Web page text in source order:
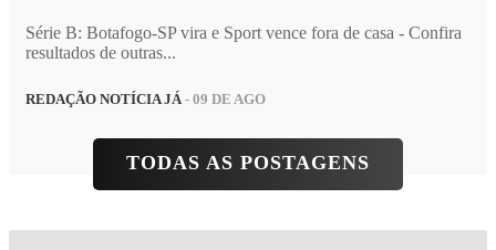
Série B: Botafogo-SP vira e Sport vence fora de casa - Confira
resultados de outras...
REDAÇÃO NOTÍCIA JÁ- 09 DE AGO
TODAS AS POSTAGENS